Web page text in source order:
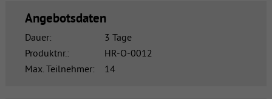
Angebotsdaten
Dauer:
3 Tage
Produktnr.:
HR-O-0012
Max. Teilnehmer:
14